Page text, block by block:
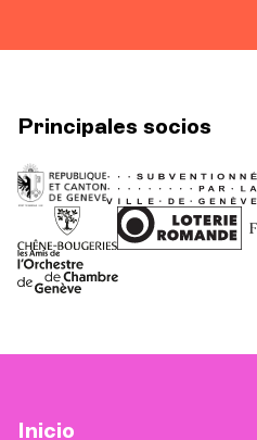
Principales socios
Inicio